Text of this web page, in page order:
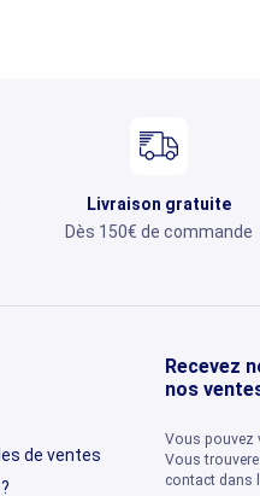
Livraison gratuite
Dès 150€ de commande
de ventes
Recevez
nos
Vous pouvez
Vous
contact dans